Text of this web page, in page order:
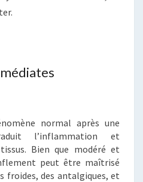
normal après une
l’inflammation et
Bien que modéré et
peut être maîtrisé
froides, des antalgiques, et